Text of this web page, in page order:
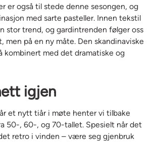
er også til stede denne sesongen, og
med sarte pasteller. Innen tekstil
stor trend, og gardintrenden følger oss
men på en ny måte. Den skandinaviske
kombinert med det dramatiske og
igjen
et nytt tiår i møte henter vi tilbake
50-, 60-, og 70-tallet. Spesielt når det
retro i vinden – være seg gjenbruk